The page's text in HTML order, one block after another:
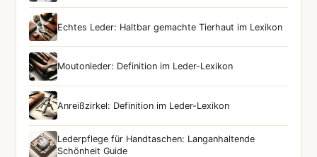
Echtes Leder: Haltbar gemachte Tierhaut im Lexikon
Moutonleder: Definition im Leder-Lexikon
Anreißzirkel: Definition im Leder-Lexikon
Lederpflege für Handtaschen: Langanhaltende
Schönheit Guide